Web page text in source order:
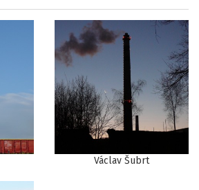
Václav Šubrt